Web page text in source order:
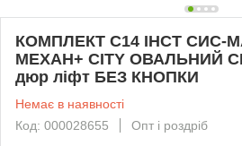
КОМПЛЕКТ С14 ІНСТ СИС-
MEХАН+ CITY ОВАЛЬНИЙ
дюр ліфт БЕЗ КНОПКИ
Немає в наявності
Код: 000028655
Опт і роздріб